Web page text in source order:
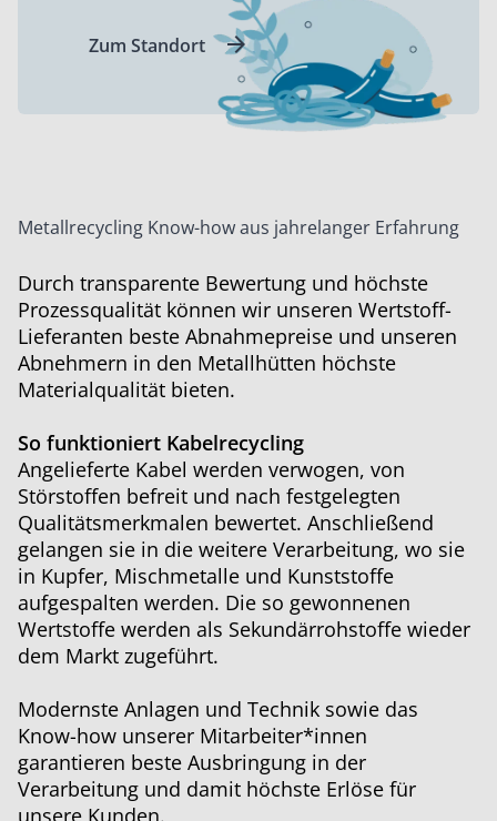
Zum Standort
Metallrecycling Know-how aus jahrelanger Erfahrung
Durch transparente Bewertung und höchste
Prozessqualität können wir unseren Wertstoff-
Lieferanten beste Abnahmepreise und unseren
Abnehmern in den Metallhütten höchste
Materialqualität bieten.
So funktioniert Kabelrecycling
Angelieferte Kabel werden verwogen, von
Störstoffen befreit und nach festgelegten
Qualitätsmerkmalen bewertet. Anschließend
gelangen sie in die weitere Verarbeitung, wo sie
in Kupfer, Mischmetalle und Kunststoffe
aufgespalten werden. Die so gewonnenen
Wertstoffe werden als Sekundärrohstoffe wieder
dem Markt zugeführt.
Modernste Anlagen und Technik sowie das
Know-how unserer Mitarbeiter*innen
garantieren beste Ausbringung in der
Verarbeitung und damit höchste Erlöse für
unsere Kunden.